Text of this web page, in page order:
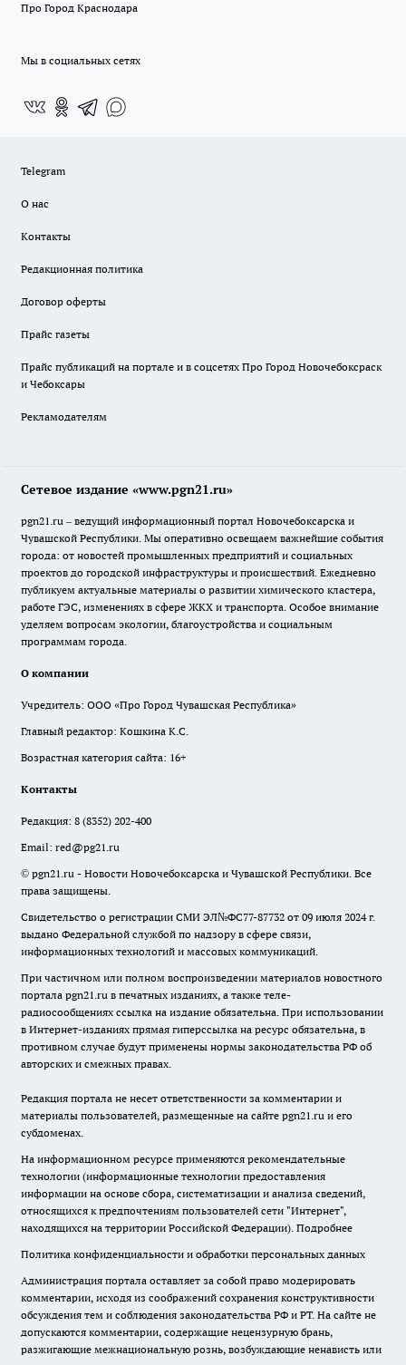
Про Город Краснодара
Мы в социальных сетях
Telegram
О нас
Контакты
Редакционная политика
Договор оферты
Прайс газеты
Прайс публикаций на портале и в соцсетях Про Город Новочебоксраск
и Чебоксары
Рекламодателям
Сетевое издание «www.pgn21.ru»
pgn21.ru – ведущий информационный портал Новочебоксарска и
Чувашской Республики. Мы оперативно освещаем важнейшие события
города: от новостей промышленных предприятий и социальных
проектов до городской инфраструктуры и происшествий. Ежедневно
публикуем актуальные материалы о развитии химического кластера,
работе ГЭС, изменениях в сфере ЖКХ и транспорта. Особое внимание
уделяем вопросам экологии, благоустройства и социальным
программам города.
О компании
Учредитель: ООО «Про Город Чувашская Республика»
Главный редактор: Кошкина К.С.
Возрастная категория сайта: 16+
Контакты
Редакция: 8 (8352) 202-400
Email: red@pg21.ru
© pgn21.ru - Новости Новочебоксарска и Чувашской Республики. Все
права защищены.
Свидетельство о регистрации СМИ ЭЛ№ФС77-87732 от 09 июля 2024 г.
выдано Федеральной службой по надзору в сфере связи,
информационных технологий и массовых коммуникаций.
При частичном или полном воспроизведении материалов новостного
портала pgn21.ru в печатных изданиях, а также теле-
радиосообщениях ссылка на издание обязательна. При использовании
в Интернет-изданиях прямая гиперссылка на ресурс обязательна, в
противном случае будут применены нормы законодательства РФ об
авторских и смежных правах.
Редакция портала не несет ответственности за комментарии и
материалы пользователей, размещенные на сайте pgn21.ru и его
субдоменах.
На информационном ресурсе применяются рекомендательные
технологии (информационные технологии предоставления
информации на основе сбора, систематизации и анализа сведений,
относящихся к предпочтениям пользователей сети "Интернет",
находящихся на территории Российской Федерации). Подробнее
Политика конфиденциальности и обработки персональных данных
Администрация портала оставляет за собой право модерировать
комментарии, исходя из соображений сохранения конструктивности
обсуждения тем и соблюдения законодательства РФ и РТ. На сайте не
допускаются комментарии, содержащие нецензурную брань,
разжигающие межнациональную рознь, возбуждающие ненависть или